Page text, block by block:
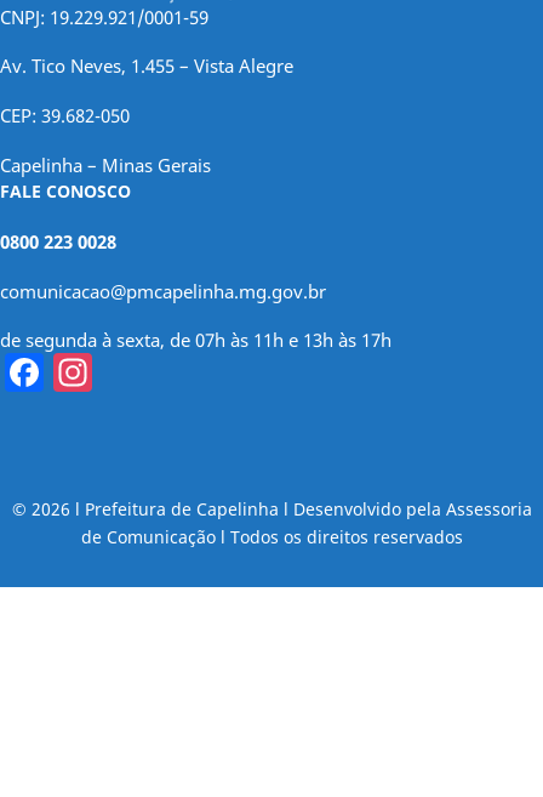
CNPJ: 19.229.921/0001-59
Av. Tico Neves, 1.455 – Vista Alegre
CEP: 39.682-050
Capelinha – Minas Gerais
FALE CONOSCO
0800 223 0028
comunicacao@pmcapelinha.mg.gov.br
de segunda à sexta, de 07h às 11h e 13h às 17h
Facebook
© 2026 l Prefeitura de Capelinha l Desenvolvido pela Assessoria
de Comunicação l Todos os direitos reservados